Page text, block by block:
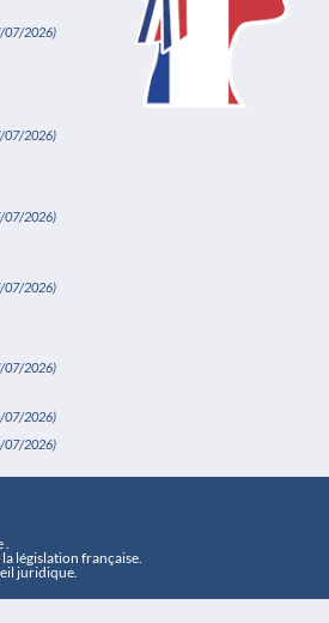
07/2026)
07/2026)
07/2026)
07/2026)
07/2026)
07/2026)
07/2026)
.
législation française.
juridique.